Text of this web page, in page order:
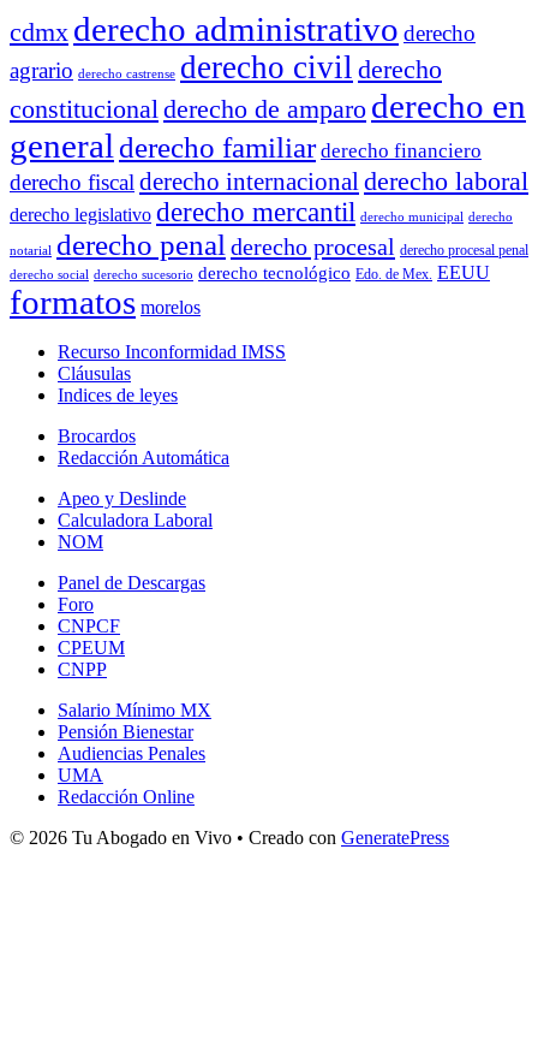
cdmx derecho administrativo derecho
agrario derecho castrense derecho civil derecho
constitucional derecho de amparo derecho en
general derecho familiar derecho financiero
derecho fiscal derecho internacionalderecho laboral
derecho legislativo derecho mercantil derecho municipal derecho
notarial derecho penal derecho procesal derecho procesal penal
derecho social derecho sucesorio derecho tecnológico Edo. de Mex. EEUU
formatos morelos
Recurso Inconformidad IMSS
Cláusulas
Indices de leyes
Brocardos
Redacción Automática
Apeo y Deslinde
Calculadora Laboral
NOM
Panel de Descargas
Foro
CNPCF
CPEUM
CNPP
Salario Mínimo MX
Pensión Bienestar
Audiencias Penales
UMA
Redacción Online
© 2026 Tu Abogado en Vivo • Creado con GeneratePress